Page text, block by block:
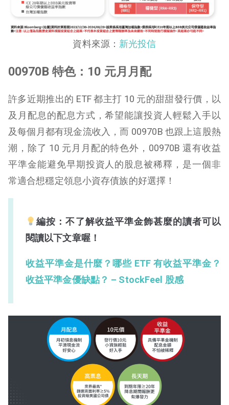
資料來源： 新光投信
00970B 特色：10 元月月配
許多近期推出的 ETF 都主打 10 元的甜甜發行價，以
及月配息的配息方式，希望能讓投資人輕鬆入手以
及每個月都有現金流收入，而 00970B 也跟上這股熱
潮，除了 10 元月月配的特色外，00970B 還有收益
平準金能避免早期投資人的股息被稀釋，是一個非
常適合想穩定領息小資存債族的好選擇！
編按：不了解收益平準金飾甚麼的讀者可以
閱讀以下文章喔！
收益平準金是什麼？哪些 ETF 有收益平準金？
收益平準金優缺點？ – StockFeel 股感